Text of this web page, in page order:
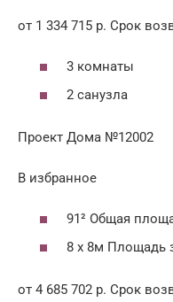
от 1 334 715 р. Срок
3 комнаты
2 санузла
Проект Дома №12002
В избранное
91² Общая
8 x 8м Площадь
от 4 685 702 р. Срок